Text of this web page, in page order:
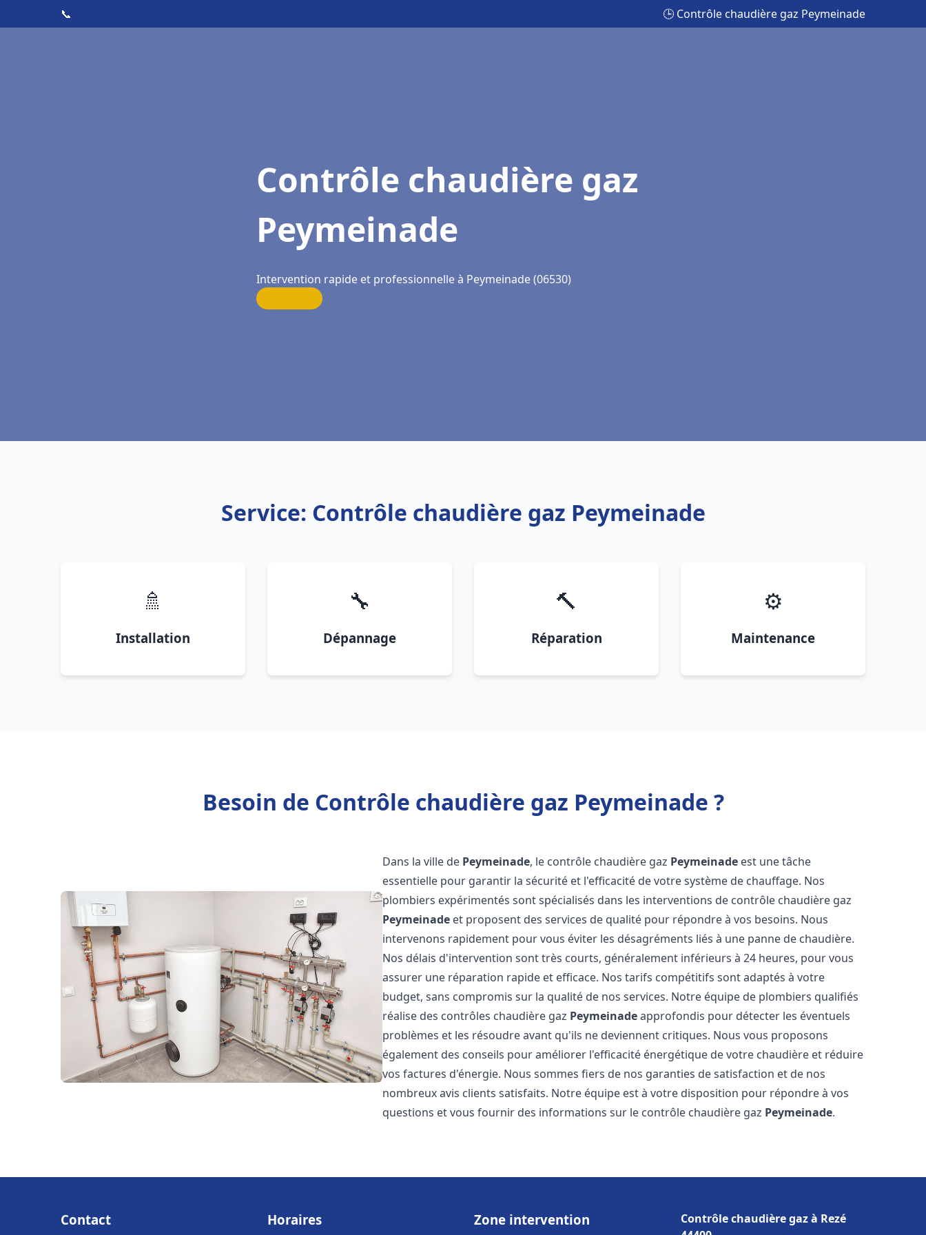
📞 🕒 Contrôle chaudière gaz Peymeinade
Contrôle chaudière gaz
Peymeinade
Intervention rapide et professionnelle à Peymeinade (06530)
Service: Contrôle chaudière gaz Peymeinade
🚿
Installation
🔧
Dépannage
🔨
Réparation
⚙️
Maintenance
Besoin de Contrôle chaudière gaz Peymeinade ?
Dans la ville de Peymeinade, le contrôle chaudière gaz Peymeinade est une tâche
essentielle pour garantir la sécurité et l'efficacité de votre système de chauffage. Nos
plombiers expérimentés sont spécialisés dans les interventions de contrôle chaudière gaz
Peymeinade et proposent des services de qualité pour répondre à vos besoins. Nous
intervenons rapidement pour vous éviter les désagréments liés à une panne de chaudière.
Nos délais d'intervention sont très courts, généralement inférieurs à 24 heures, pour vous
assurer une réparation rapide et efficace. Nos tarifs compétitifs sont adaptés à votre
budget, sans compromis sur la qualité de nos services. Notre équipe de plombiers qualifiés
réalise des contrôles chaudière gaz Peymeinadeapprofondis pour détecter les éventuels
problèmes et les résoudre avant qu'ils ne deviennent critiques. Nous vous proposons
également des conseils pour améliorer l'efficacité énergétique de votre chaudière et réduire
vos factures d'énergie. Nous sommes fiers de nos garanties de satisfaction et de nos
nombreux avis clients satisfaits. Notre équipe est à votre disposition pour répondre à vos
questions et vous fournir des informations sur le contrôle chaudière gaz Peymeinade.
Contact Horaires Zone intervention
Contrôle chaudière gaz à Rezé